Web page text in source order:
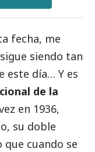
fecha, me
siendo tan
este día… Y es
de la
en 1936,
su doble
que cuando se